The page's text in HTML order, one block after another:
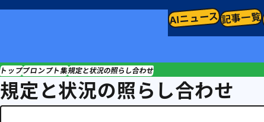
AIニュース記事一覧
ッププロンプト集規定と状況の照らし合わせ
規定と状況の照らし合わせ